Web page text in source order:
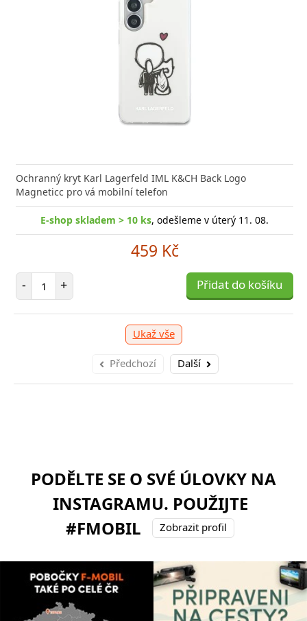
Ochranný kryt Karl Lagerfeld IML K&CH Back Logo
Magneticc pro vá mobilní telefon
E-shop skladem > 10 ks, odešleme v úterý 11. 08.
459 Kč
- Počet položek
+ Přidat do košíku
Ukaž vše
Předchozí Další
Xiaomi s podporou rychlého nabíjení 33W
bleskurychle
skladem > 10 ks, odešleme v úterý 11. 08.
položek Přidat do košíku
Síťová
-
PODĚLTE SE O SVÉ ÚLOVKY NA
INSTAGRAMU. POUŽIJTE
#FMOBIL
Zobrazit profil